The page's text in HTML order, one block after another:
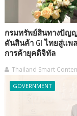
กรมทรัพย์สินทางปัญญ
ดันสินค้า GI ไทยสู่แ
การค้ายุคดิจิทัล
Thailand Smart
GOVERNMENT